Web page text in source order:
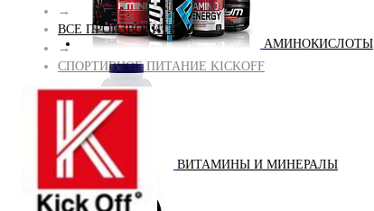
АМИНОКИСЛОТЫ
ВИТАМИНЫ И МИНЕРАЛЫ
→
ВСЕ ПРОИЗВОДИТЕЛИ
→
СПОРТИВНОЕ ПИТАНИЕ KICKOFF